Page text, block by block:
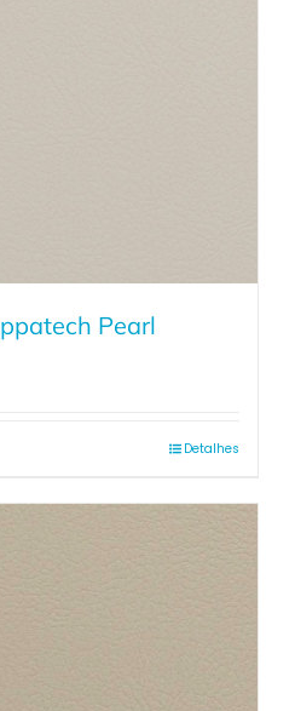
Pearl
Detalhes